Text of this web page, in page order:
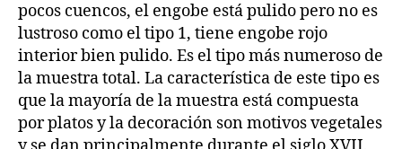
pocos cuencos, el engobe está pulido pero no es
lustroso como el tipo 1, tiene engobe rojo
interior bien pulido. Es el tipo más numeroso de
la muestra total. La característica de este tipo es
que la mayoría de la muestra está compuesta
por platos y la decoración son motivos vegetales